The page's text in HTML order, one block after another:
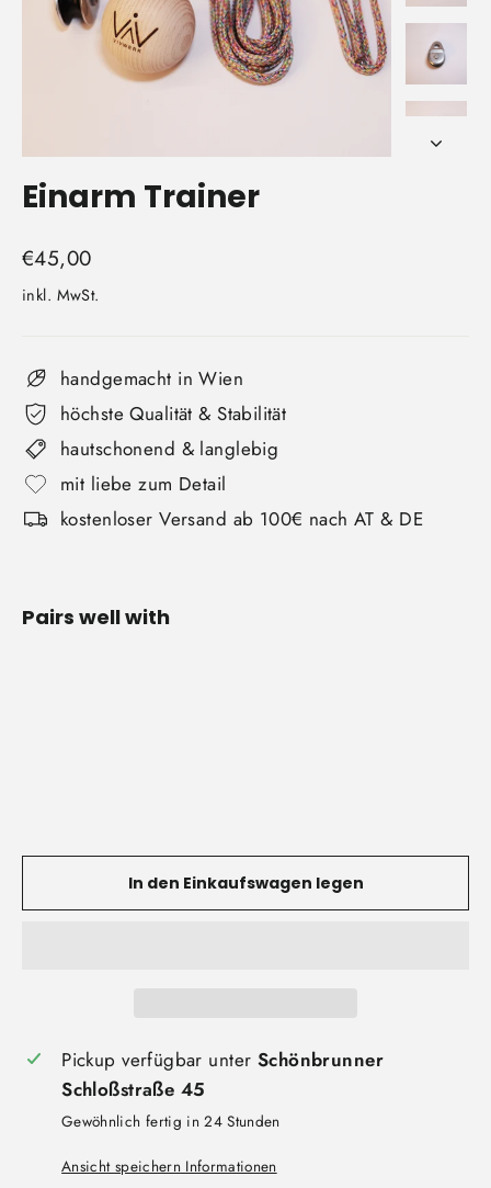
Einarm Trainer
Normaler
Preis
€45,00
inkl. MwSt.
handgemacht in Wien
höchste Qualität & Stabilität
hautschonend & langlebig
mit liebe zum Detail
kostenloser Versand ab 100€ nach AT & DE
Pairs well with
In den Einkaufswagen legen
Pickup verfügbar unter Schönbrunner
Schloßstraße 45
Gewöhnlich fertig in 24 Stunden
Ansicht speichern Informationen